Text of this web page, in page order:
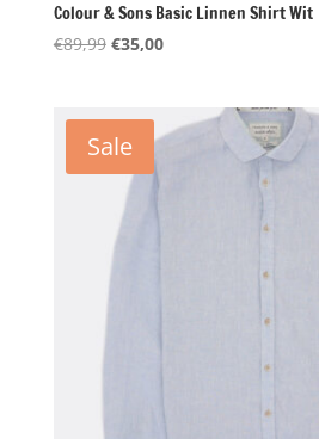
Colour & Sons Basic Linnen Shirt Wit
€89,99 Oorspronkelijke
€89,99.
€35,00Huidige
€35,00.
Sale